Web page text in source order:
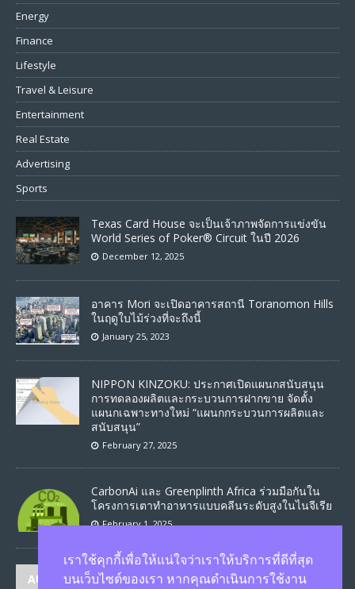
Energy
Finance
Lifestyle
Travel & Leisure
Entertainment
Real Estate
Advertising
Sports
Texas Card House จะเป็นเจ้าภาพจัดการแข่งขัน
World Series of Poker® Circuit ในปี 2026
December 12, 2025
อาคาร Mori จะเปิดอาคารสถานี Toranomon Hills
ในฤดูใบไม้ร่วงที่จะถึงนี้
January 25, 2023
NIPPON KINZOKU: ประกาศเปิดแผนกสนับสนุน
การทดลองผลิตและกระบวนการฝากขาย จัดตั้ง
แผนกเฉพาะทางใหม่ “แผนกกระบวนการผลิตและ
สนับสนุน”
February 27, 2025
CarbonAi และ Greenplinth Africa ร่วมมือกันใน
โครงการเตาทำอาหารแบบคลีนระดับสูงในไนจีเรีย
February 1, 2025
AUTHORS
เราใช้คุกกี้เพื่อให้แน่ใจว่าเราให้บริการที่ดีที่สุด
บนเว็บไซต์ของเรา หากคุณดำเนินการใช้งาน